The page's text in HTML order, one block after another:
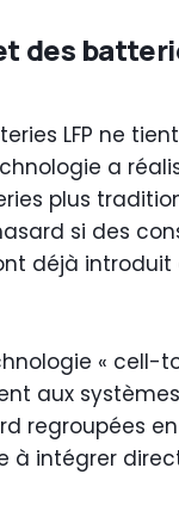
des
LFP ne
a
plus
si des
déjà introduit
« cell-
aux
regroupées
à intégrer